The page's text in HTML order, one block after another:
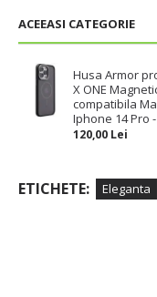
ACEEASI CATEGORIE
Husa Armor
X ONE
compatibila
Iphone 14 Pro
120,00 Lei
ETICHETE: Eleganta